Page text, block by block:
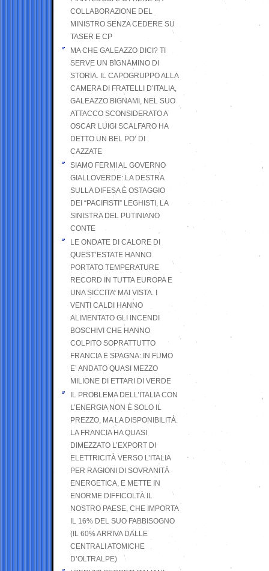
COLLABORAZIONE DEL
MINISTRO SENZA CEDERE SU
TASER E CP
MA CHE GALEAZZO DICI? TI
SERVE UN BIGNAMINO DI
STORIA. IL CAPOGRUPPO ALLA
CAMERA DI FRATELLI D’ITALIA,
GALEAZZO BIGNAMI, NEL SUO
ATTACCO SCONSIDERATO A
OSCAR LUIGI SCALFARO HA
DETTO UN BEL PO’ DI
CAZZATE
SIAMO FERMI AL GOVERNO
GIALLOVERDE: LA DESTRA
SULLA DIFESA È OSTAGGIO
DEI “PACIFISTI” LEGHISTI, LA
SINISTRA DEL PUTINIANO
CONTE
LE ONDATE DI CALORE DI
QUEST’ESTATE HANNO
PORTATO TEMPERATURE
RECORD IN TUTTA EUROPA E
UNA SICCITA’ MAI VISTA. I
VENTI CALDI HANNO
ALIMENTATO GLI INCENDI
BOSCHIVI CHE HANNO
COLPITO SOPRATTUTTO
FRANCIA E SPAGNA: IN FUMO
E’ ANDATO QUASI MEZZO
MILIONE DI ETTARI DI VERDE
IL PROBLEMA DELL’ITALIA CON
L’ENERGIA NON È SOLO IL
PREZZO, MA LA DISPONIBILITÀ.
LA FRANCIA HA QUASI
DIMEZZATO L’EXPORT DI
ELETTRICITÀ VERSO L’ITALIA
PER RAGIONI DI SOVRANITÀ
ENERGETICA, E METTE IN
ENORME DIFFICOLTÀ IL
NOSTRO PAESE, CHE IMPORTA
IL 16% DEL SUO FABBISOGNO
(IL 60% ARRIVA DALLE
CENTRALI ATOMICHE
D’OLTRALPE)